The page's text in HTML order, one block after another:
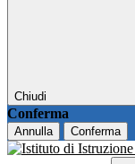
Chiudi
Conferma
Annulla Conferma